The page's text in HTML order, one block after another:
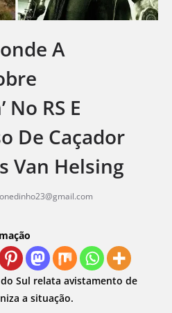
A
RS E
De Caçador
Van Helsing
Sul relata avistamento de
a situação.